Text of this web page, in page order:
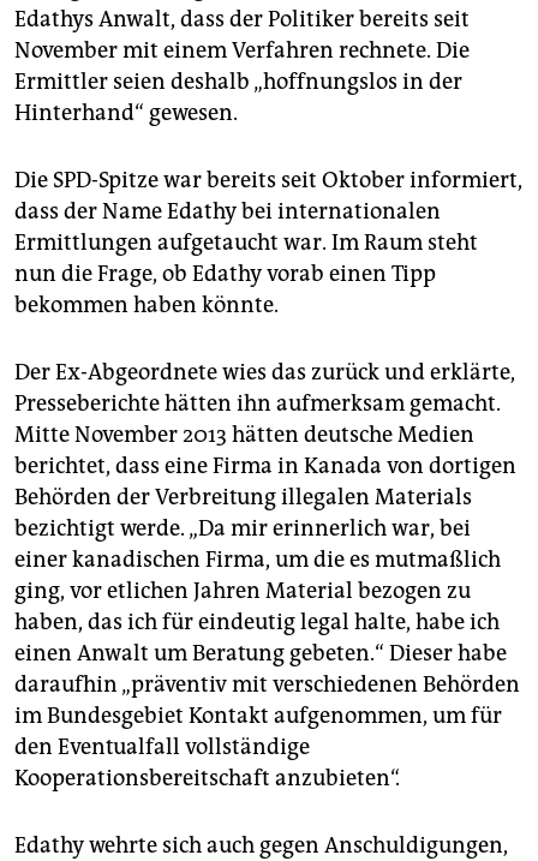
Edathys Anwalt, dass der Politiker bereits seit
November mit einem Verfahren rechnete. Die
Ermittler seien deshalb „hoffnungslos in der
Hinterhand“ gewesen.
Die SPD-Spitze war bereits seit Oktober informiert,
dass der Name Edathy bei internationalen
Ermittlungen aufgetaucht war. Im Raum steht
nun die Frage, ob Edathy vorab einen Tipp
bekommen haben könnte.
Der Ex-Abgeordnete wies das zurück und erklärte,
Presseberichte hätten ihn aufmerksam gemacht.
Mitte November 2013 hätten deutsche Medien
berichtet, dass eine Firma in Kanada von dortigen
Behörden der Verbreitung illegalen Materials
bezichtigt werde. „Da mir erinnerlich war, bei
einer kanadischen Firma, um die es mutmaßlich
ging, vor etlichen Jahren Material bezogen zu
haben, das ich für eindeutig legal halte, habe ich
einen Anwalt um Beratung gebeten.“ Dieser habe
daraufhin „präventiv mit verschiedenen Behörden
im Bundesgebiet Kontakt aufgenommen, um für
den Eventualfall vollständige
Kooperationsbereitschaft anzubieten“.
Edathy wehrte sich auch gegen Anschuldigungen,